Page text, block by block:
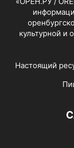
культурной и
Настоящий